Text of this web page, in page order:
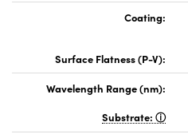
Coating:
Surface Flatness (P-V):
Wavelength Range (nm):
Substrate: